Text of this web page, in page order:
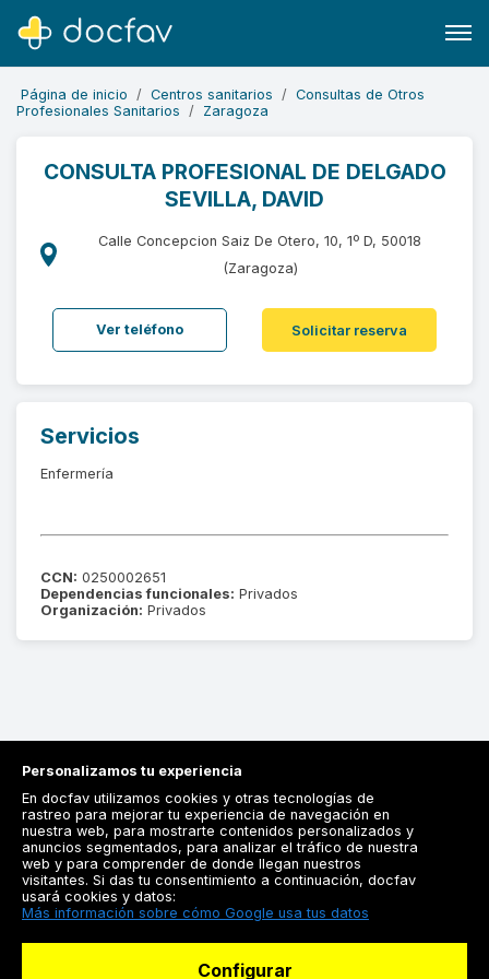
Buscar
Software para clínicas
Soporte
¿Eres un doctor?
Página de inicio Centros sanitarios
Consultas de Otros
Profesionales Sanitarios
Zaragoza
CONSULTA PROFESIONAL DE DELGADO
SEVILLA, DAVID
Calle Concepcion Saiz De Otero, 10, 1º D, 50018
(Zaragoza)
Ver teléfono Solicitar reserva
Servicios
Enfermería
CCN: 0250002651
Dependencias funcionales: Privados
Organización: Privados
Registrarse
Docfav
Personalizamos tu experiencia
En docfav utilizamos cookies y otras tecnologías de
rastreo para mejorar tu experiencia de navegación en
nuestra web, para mostrarte contenidos personalizados y
anuncios segmentados, para analizar el tráfico de nuestra
web y para comprender de donde llegan nuestros
visitantes. Si das tu consentimiento a continuación, docfav
usará cookies y datos:
Más información sobre cómo Google usa tus datos
Configurar